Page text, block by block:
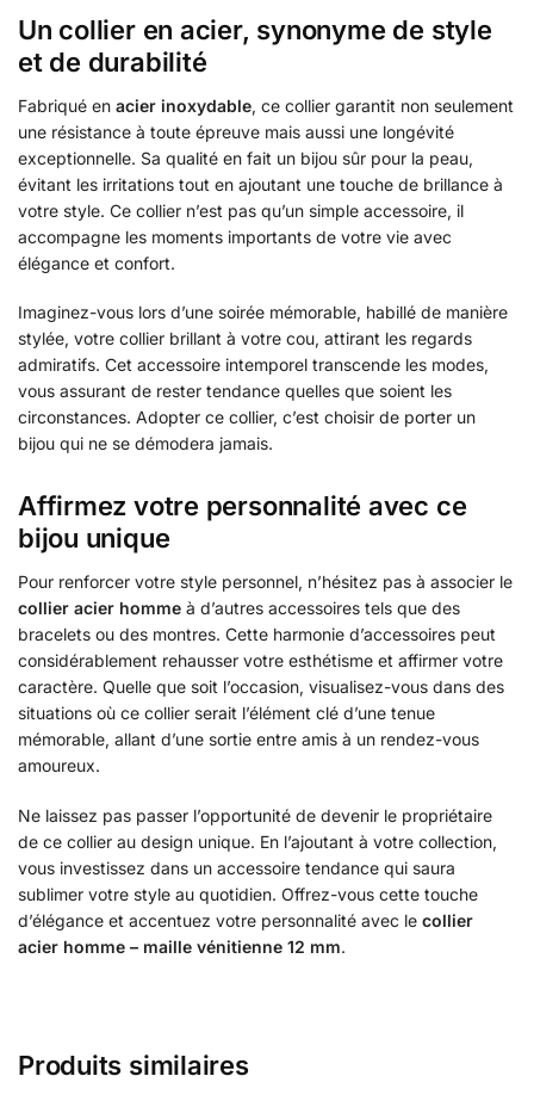
Un collier en acier, synonyme de style
et de durabilité
Fabriqué en acier inoxydable, ce collier garantit non seulement
une résistance à toute épreuve mais aussi une longévité
exceptionnelle. Sa qualité en fait un bijou sûr pour la peau,
évitant les irritations tout en ajoutant une touche de brillance à
votre style. Ce collier n’est pas qu’un simple accessoire, il
accompagne les moments importants de votre vie avec
élégance et confort.
Imaginez-vous lors d’une soirée mémorable, habillé de manière
stylée, votre collier brillant à votre cou, attirant les regards
admiratifs. Cet accessoire intemporel transcende les modes,
vous assurant de rester tendance quelles que soient les
circonstances. Adopter ce collier, c’est choisir de porter un
bijou qui ne se démodera jamais.
Affirmez votre personnalité avec ce
bijou unique
Pour renforcer votre style personnel, n’hésitez pas à associer le
collier acier homme à d’autres accessoires tels que des
bracelets ou des montres. Cette harmonie d’accessoires peut
considérablement rehausser votre esthétisme et affirmer votre
caractère. Quelle que soit l’occasion, visualisez-vous dans des
situations où ce collier serait l’élément clé d’une tenue
mémorable, allant d’une sortie entre amis à un rendez-vous
amoureux.
Ne laissez pas passer l’opportunité de devenir le propriétaire
de ce collier au design unique. En l’ajoutant à votre collection,
vous investissez dans un accessoire tendance qui saura
sublimer votre style au quotidien. Offrez-vous cette touche
d’élégance et accentuez votre personnalité avec le collier
acier homme – maille vénitienne 12 mm.
Produits similaires